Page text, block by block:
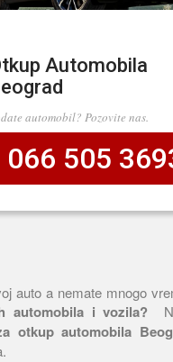
Automobila
automobil? Pozovite nas.
066 505
auto a nemate mnogo
automobila i vozila?
otkup automobila